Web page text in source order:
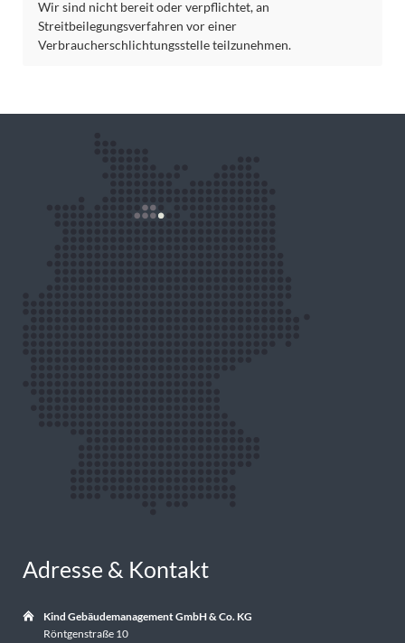
Wir sind nicht bereit oder verpflichtet, an
Streitbeilegungsverfahren vor einer
Verbraucherschlichtungsstelle teilzunehmen.
Adresse & Kontakt
Kind Gebäudemanagement GmbH & Co. KG
Röntgenstraße 10